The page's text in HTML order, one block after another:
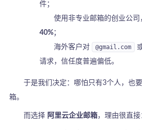
件；
使用非专业邮箱的创业公司
40%；
海外客户对
@gmail.com
请求，信任度普遍偏低。
于是我们决定：哪怕只有3个人，也
箱。
而选择 阿里云企业邮箱，理由很直接